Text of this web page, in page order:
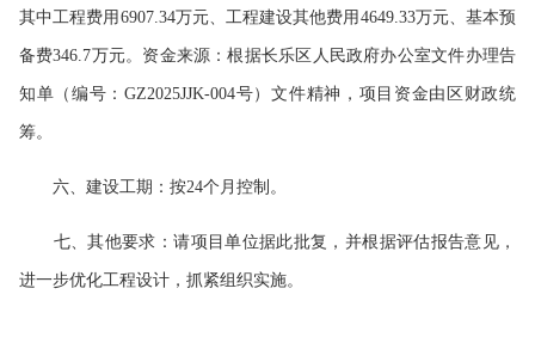
其中工程费用6907.34万元、工程建设其他费用4649.33万元、基本预
备费346.7万元。资金来源：根据长乐区人民政府办公室文件办理告
知单（编号：GZ2025JJK-004号）文件精神，项目资金由区财政统
筹。
六、建设工期：按24个月控制。
七、其他要求：请项目单位据此批复，并根据评估报告意见，
进一步优化工程设计，抓紧组织实施。